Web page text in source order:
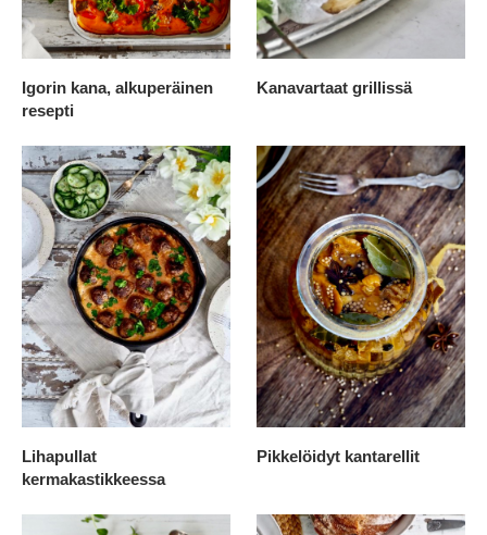
Igorin kana, alkuperäinen
resepti
Kanavartaat grillissä
Lihapullat
kermakastikkeessa
Pikkelöidyt kantarellit